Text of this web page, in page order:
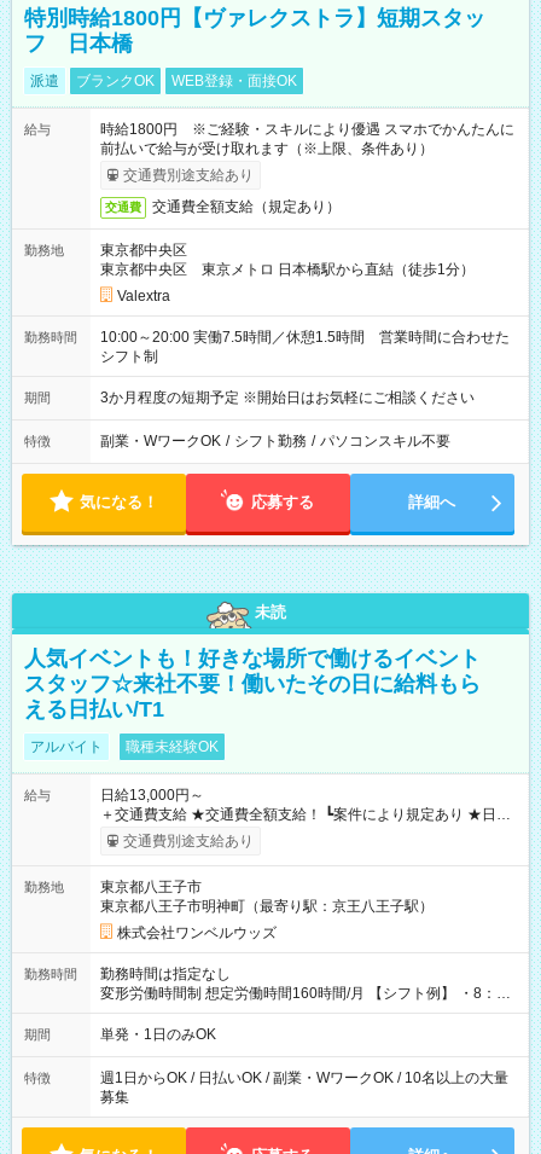
特別時給1800円【ヴァレクストラ】短期スタッ
フ 日本橋
派遣 ブランクOK WEB登録・面接OK
給与
時給1800円 ※ご経験・スキルにより優遇 スマホでかんたんに
前払いで給与が受け取れます（※上限、条件あり）
交通費別途支給あり
交通費 交通費全額支給（規定あり）
勤務地
東京都中央区
東京都中央区 東京メトロ 日本橋駅から直結（徒歩1分）
Valextra
勤務時間
10:00～20:00 実働7.5時間／休憩1.5時間 営業時間に合わせた
シフト制
期間 3か月程度の短期予定 ※開始日はお気軽にご相談ください
特徴 副業・WワークOK / シフト勤務 / パソコンスキル不要
気になる！ 応募する 詳細へ
未読
人気イベントも！好きな場所で働けるイベント
スタッフ☆来社不要！働いたその日に給料もら
える日払い/T1
アルバイト 職種未経験OK
給与
日給13,000円～
＋交通費支給 ★交通費全額支給！ ┗案件により規定あり ★日払
いOK！（規定あり） ┗働いたその日に現金GET♪ お仕事後はコ
ンビニATMから 日払い分を引き落とせます！ 【試用期間】試
交通費別途支給あり
勤務地
東京都八王子市
東京都八王子市明神町（最寄り駅：京王八王子駅）
株式会社ワンベルウッズ
勤務時間
勤務時間は指定なし
変形労働時間制 想定労働時間160時間/月 【シフト例】 ・8：00
～21：00
期間 単発・1日のみOK
特徴
週1日からOK / 日払いOK / 副業・WワークOK / 10名以上の大量
募集